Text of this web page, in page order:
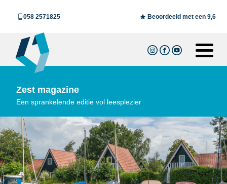
058 2571825 Beoordeeld met een 9,6
Zest magazine
Een sprankelende editie vol leesplezier